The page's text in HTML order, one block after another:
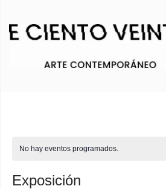
No hay eventos programados.
Exposición